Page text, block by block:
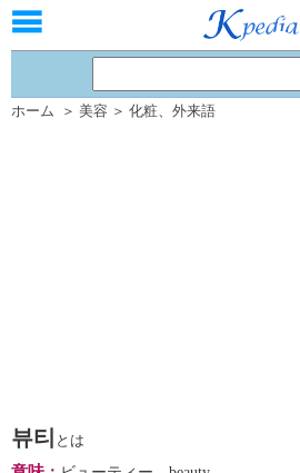
ホーム ＞ 美容 ＞ 化粧、 外来語
뷰티 とは